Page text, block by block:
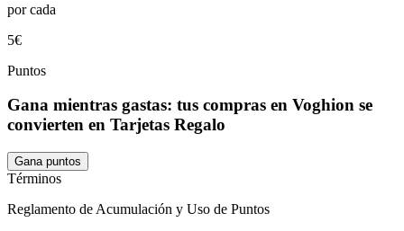
por cada
5€
Puntos
Gana mientras gastas: tus compras en Voghion se
convierten en Tarjetas Regalo
Gana puntos
Términos
Reglamento de Acumulación y Uso de Puntos